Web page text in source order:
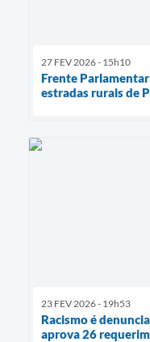
27 FEV 2026 - 15h10
Frente
estradas rurais de
23 FEV 2026 - 19h53
Racismo é
aprova 26